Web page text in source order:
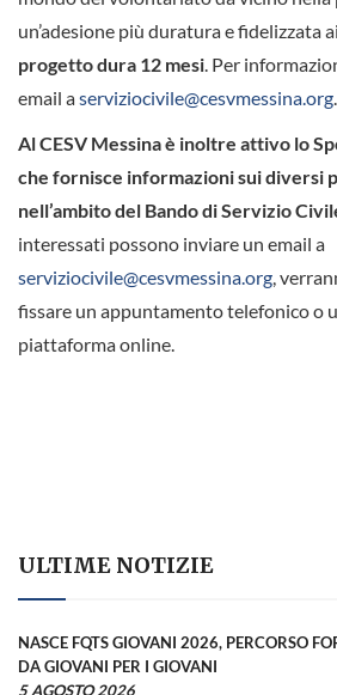
un’adesione più duratura e fidelizzata
progetto dura 12 mesi. Per
email aserviziocivile@cesvmessina.org.
Al CESV Messina è inoltre attivo lo
che fornisce informazioni sui diversi
nell’ambito del Bando di Servizio
interessati possono inviare un email a
serviziocivile@cesvmessina.org,
fissare un appuntamento telefonico o
piattaforma online.
ULTIME NOTIZIE
NASCE FQTS GIOVANI 2026, PERCORSO
DA GIOVANI PER I GIOVANI
5 AGOSTO 2026